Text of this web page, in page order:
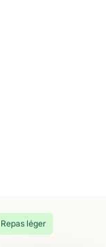
Repas léger